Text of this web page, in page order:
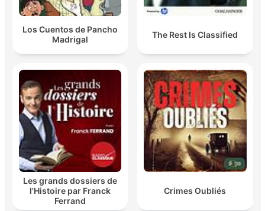
Los Cuentos de Pancho
Madrigal
The Rest Is Classified
Les grands dossiers de
l'Histoire par Franck
Ferrand
Crimes Oubliés